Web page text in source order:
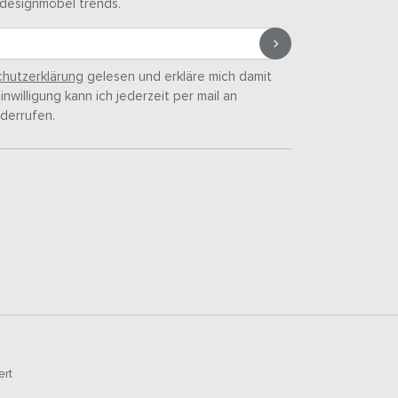
trends.
gelesen und erkläre mich damit
kann ich jederzeit per mail an